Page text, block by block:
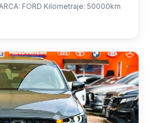
FORD Kilometraje: 50000km